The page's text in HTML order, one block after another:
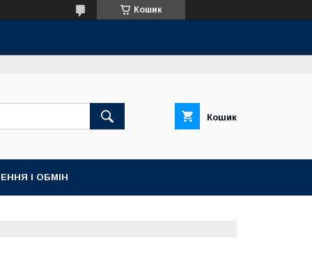
Кошик
Кошик
І ОБМІН